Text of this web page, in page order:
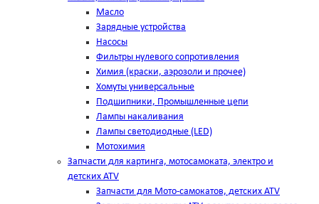
Масло
Зарядные устройства
Насосы
Фильтры нулевого сопротивления
Химия (краски, аэрозоли и прочее)
Хомуты универсальные
Подшипники, Промышленные цепи
Лампы накаливания
Лампы светодиодные (LED)
Мотохимия
Запчасти для картинга, мотосамоката, электро и
детских ATV
Запчасти для Мото-самокатов, детских ATV